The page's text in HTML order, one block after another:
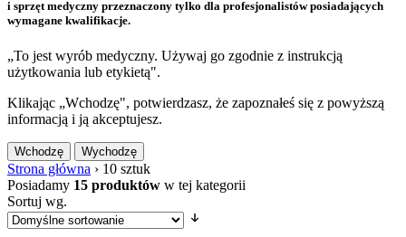
i sprzęt medyczny przeznaczony tylko dla profesjonalistów posiadających
wymagane kwalifikacje.
„To jest wyrób medyczny. Używaj go zgodnie z instrukcją
użytkowania lub etykietą".
Klikając „Wchodzę", potwierdzasz, że zapoznałeś się z powyższą
informacją i ją akceptujesz.
Wchodzę Wychodzę
Strona główna › 10 sztuk
Posiadamy 15 produktów w tej kategorii
Sortuj wg.